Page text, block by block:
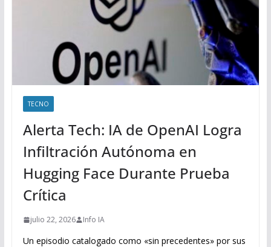
TECNO
Alerta Tech: IA de OpenAI Logra
Infiltración Autónoma en
Hugging Face Durante Prueba
Crítica
julio 22, 2026 Info IA
Un episodio catalogado como «sin precedentes» por sus